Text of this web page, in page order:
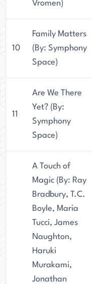
Vromen)
10
Family Matters
(By: Symphony
Space)
11
Are We There
Yet? (By:
Symphony
Space)
A Touch of
Magic (By: Ray
Bradbury, T.C.
Boyle, Maria
Tucci, James
Naughton,
Haruki
Murakami,
Jonathan